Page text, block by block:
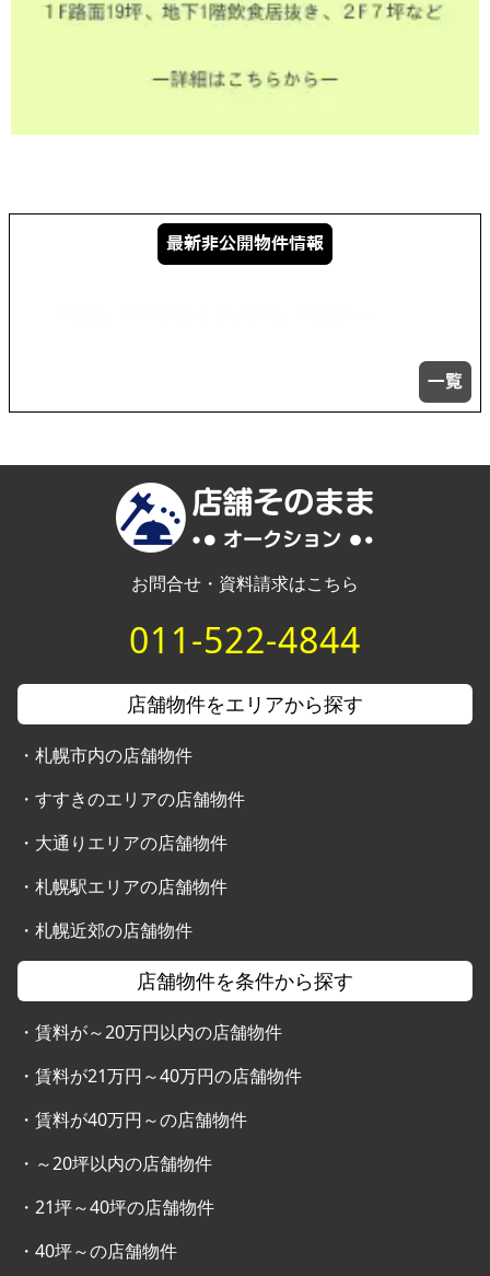
お問合せ・資料請求はこちら
011-522-4844
店舗物件をエリアから探す
・ 札幌市内の店舗物件
・ すすきのエリアの店舗物件
・ 大通りエリアの店舗物件
・ 札幌駅エリアの店舗物件
・ 札幌近郊の店舗物件
店舗物件を条件から探す
・ 賃料が～20万円以内の店舗物件
・ 賃料が21万円～40万円の店舗物件
・ 賃料が40万円～の店舗物件
・ ～20坪以内の店舗物件
・ 21坪～40坪の店舗物件
・ 40坪～の店舗物件